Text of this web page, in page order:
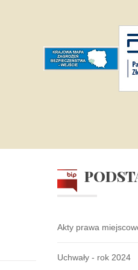
Akty prawa
Uchwały - rok 2024